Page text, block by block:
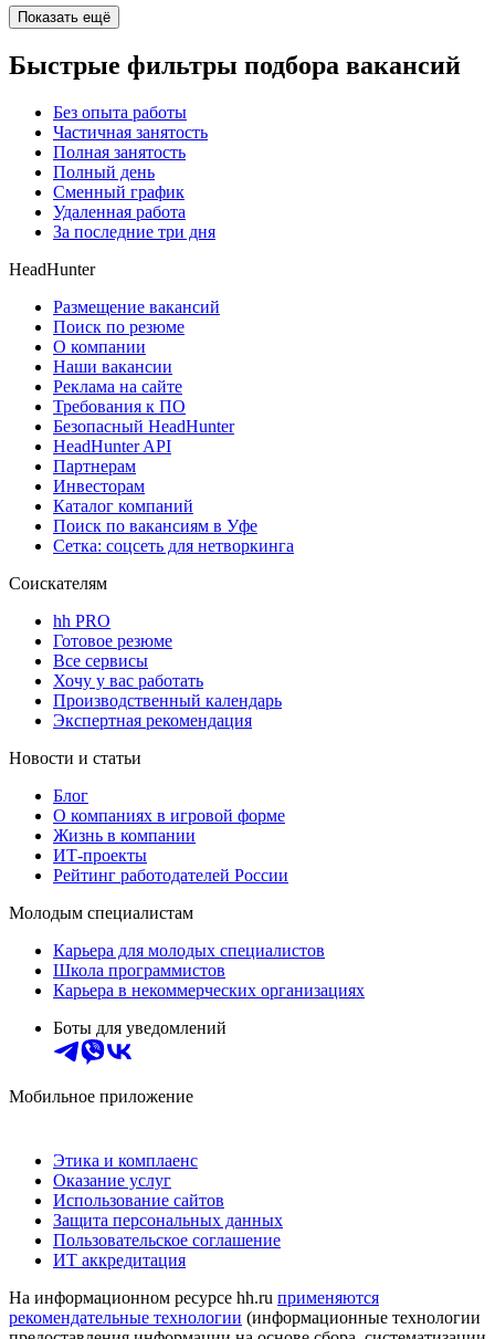
Показать ещё
Быстрые фильтры подбора вакансий
Без опыта работы
Частичная занятость
Полная занятость
Полный день
Сменный график
Удаленная работа
За последние три дня
HeadHunter
Размещение вакансий
Поиск по резюме
О компании
Наши вакансии
Реклама на сайте
Требования к ПО
Безопасный HeadHunter
HeadHunter API
Партнерам
Инвесторам
Каталог компаний
Поиск по вакансиям в Уфе
Сетка: соцсеть для нетворкинга
Соискателям
hh PRO
Готовое резюме
Все сервисы
Хочу у вас работать
Производственный календарь
Экспертная рекомендация
Новости и статьи
Блог
О компаниях в игровой форме
Жизнь в компании
ИТ-проекты
Рейтинг работодателей России
Молодым специалистам
Карьера для молодых специалистов
Школа программистов
Карьера в некоммерческих организациях
Боты для уведомлений
Мобильное приложение
Этика и комплаенс
Оказание услуг
Использование сайтов
Защита персональных данных
Пользовательское соглашение
ИТ аккредитация
На информационном ресурсе hh.ru применяются
рекомендательные технологии (информационные технологии